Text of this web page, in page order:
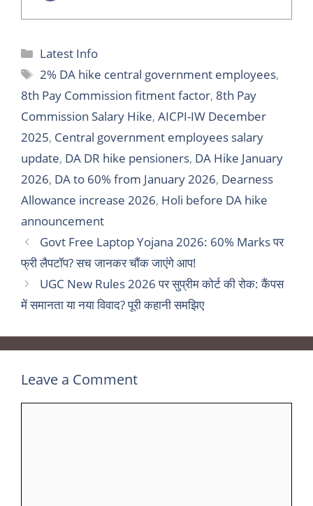
Categories
Latest Info
Tags
2% DA hike central government employees,
8th Pay Commission fitment factor, 8th Pay
Commission Salary Hike, AICPI-IW December
2025, Central government employees salary
update, DA DR hike pensioners, DA Hike January
2026, DA to 60% from January 2026, Dearness
Allowance increase 2026, Holi before DA hike
announcement
Govt Free Laptop Yojana 2026: 60% Marks पर
फ्री लैपटॉप? सच जानकर चौंक जाएंगे आप!
UGC New Rules 2026 पर सुप्रीम कोर्ट की रोक: कैंपस
में समानता या नया विवाद? पूरी कहानी समझिए
Leave a Comment